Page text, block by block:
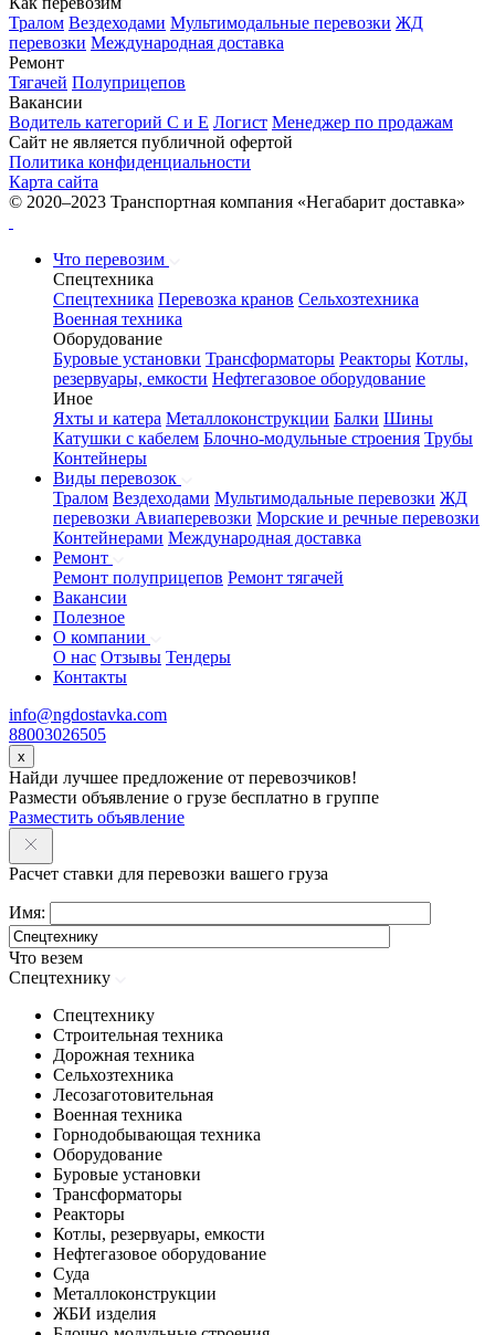
Тралом Вездеходами Мультимодальные перевозки ЖД
перевозки Международная доставка
Ремонт
Тягачей Полуприцепов
Вакансии
Водитель категорий С и Е Логист Менеджер по продажам
Сайт не является публичной офертой
Политика конфиденциальности
Карта сайта
© 2020–2023 Транспортная компания «Негабарит доставка»
Что перевозим
Спецтехника
Спецтехника Перевозка кранов Сельхозтехника
Военная техника
Оборудование
Буровые установки Трансформаторы Реакторы Котлы,
резервуары, емкости Нефтегазовое оборудование
Иное
Яхты и катера Металлоконструкции Балки Шины
Катушки с кабелем Блочно-модульные строения Трубы
Контейнеры
Виды перевозок
Тралом Вездеходами Мультимодальные перевозки ЖД
перевозки Авиаперевозки Морские и речные перевозки
Контейнерами Международная доставка
Ремонт
Ремонт полуприцепов Ремонт тягачей
Вакансии
Полезное
О компании
О нас Отзывы Тендеры
Контакты
info@ngdostavka.com
88003026505
x
Найди лучшее предложение от перевозчиков!
Размести объявление о грузе бесплатно в группе
Разместить объявление
Расчет ставки для перевозки вашего груза
Имя:
Что везем
Спецтехнику
Спецтехнику
Строительная техника
Дорожная техника
Сельхозтехника
Лесозаготовительная
Военная техника
Горнодобывающая техника
Оборудование
Буровые установки
Трансформаторы
Реакторы
Котлы, резервуары, емкости
Нефтегазовое оборудование
Cуда
Металлоконструкции
ЖБИ изделия